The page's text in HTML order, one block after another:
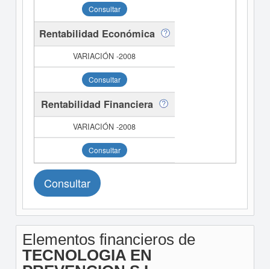
Consultar
Rentabilidad Económica
Consultar
Rentabilidad Financiera
Consultar
Consultar
Elementos financieros de
TECNOLOGIA EN